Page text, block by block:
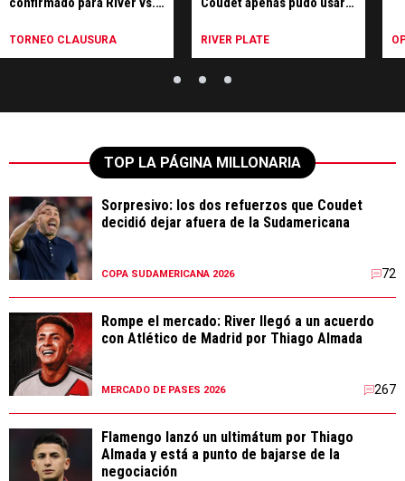
TORNEO CLAUSURA RIVER PLATE
TOP LA PÁGINA MILLONARIA
Sorpresivo: los dos refuerzos que Coudet
decidió dejar afuera de la Sudamericana
COPA SUDAMERICANA 2026 72
Rompe el mercado: River llegó a un acuerdo
con Atlético de Madrid por Thiago Almada
MERCADO DE PASES 2026 267
Flamengo lanzó un ultimátum por Thiago
Almada y está a punto de bajarse de la
negociación